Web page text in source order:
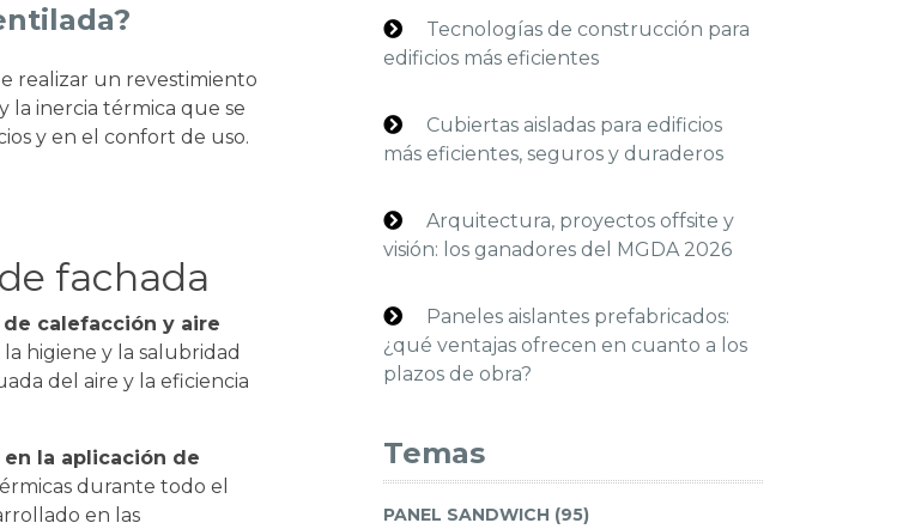
realizar un revestimiento
la inercia térmica que se
y en el confort de uso.
fachada
calefacción y aire
higiene y la salubridad
del aire y la eficiencia
la aplicación de
durante todo el
en las
Tecnologías de construcción para
edificios más eficientes
Cubiertas aisladas para edificios
más eficientes, seguros y duraderos
Arquitectura, proyectos offsite y
visión: los ganadores del MGDA 2026
Paneles aislantes prefabricados:
¿qué ventajas ofrecen en cuanto a los
plazos de obra?
Temas
PANEL SANDWICH (95)